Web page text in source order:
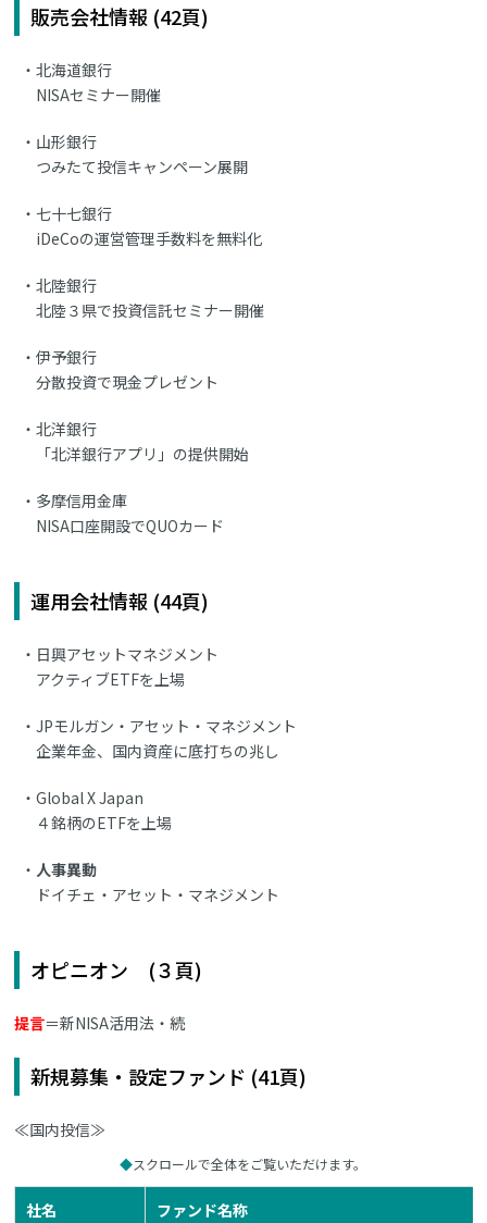
販売会社情報 (42頁)
北海道銀行
NISAセミナー開催
山形銀行
つみたて投信キャンペーン展開
七十七銀行
iDeCoの運営管理手数料を無料化
北陸銀行
北陸３県で投資信託セミナー開催
伊予銀行
分散投資で現金プレゼント
北洋銀行
「北洋銀行アプリ」の提供開始
多摩信用金庫
NISA口座開設でQUOカード
運用会社情報 (44頁)
日興アセットマネジメント
アクティブETFを上場
JPモルガン・アセット・マネジメント
企業年金、国内資産に底打ちの兆し
Global X Japan
４銘柄のETFを上場
人事異動
ドイチェ・アセット・マネジメント
オピニオン (３頁)
提言＝新NISA活用法・続
新規募集・設定ファンド (41頁)
≪国内投信≫
スクロールで全体をご覧いただけます。
社名 ファンド名称